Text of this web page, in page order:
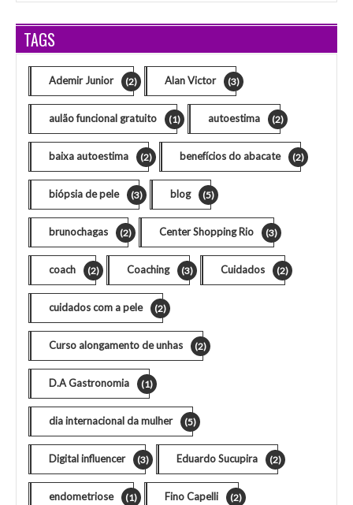
TAGS
Ademir Junior (2) Alan Victor (3)
aulão funcional gratuito (1) autoestima (2)
baixa autoestima (2) benefícios do abacate (2)
biópsia de pele (3) blog (5)
brunochagas (2) Center Shopping Rio (3)
coach (2) Coaching (3) Cuidados (2)
cuidados com a pele (2)
Curso alongamento de unhas (2)
D.A Gastronomia (1)
dia internacional da mulher (5)
Digital influencer (3) Eduardo Sucupira (2)
endometriose (1) Fino Capelli (2)